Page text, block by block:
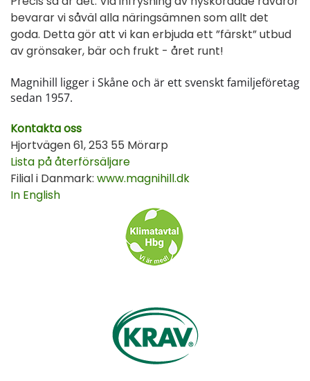
bevarar vi såväl alla näringsämnen som allt det
goda. Detta gör att vi kan erbjuda ett ”färskt” utbud
av grönsaker, bär och frukt - året runt!
Magnihill ligger i Skåne och är ett svenskt familjeföretag
sedan 1957.
Kontakta oss
Hjortvägen 61, 253 55 Mörarp
Lista på återförsäljare
Filial i Danmark: www.magnihill.dk
In English